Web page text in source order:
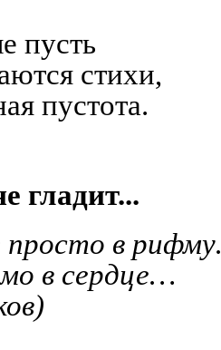
пусть
стихи,
пустота.
гладит...
просто в
в сердце…